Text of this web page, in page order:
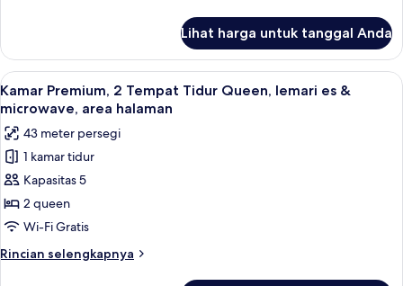
Refrigerator
&
Microwave,
City
View
Deluxe
Room,
1
Queen
Refrigerator
&
Microwave,
City
View
Lihat harga untuk tanggal Anda
Lihat
semua
foto
untuk
Kamar
Premium,
2
Tempat
Tidur
Queen,
Seprai antialergi, selimut bulu
5
Kamar Premium, 2 Tempat Tidur Queen, lemari es &
microwave, area halaman
43 meter persegi
1 kamar tidur
Kapasitas 5
2 queen
Wi-Fi Gratis
Rincian selengkapnya
Rincian